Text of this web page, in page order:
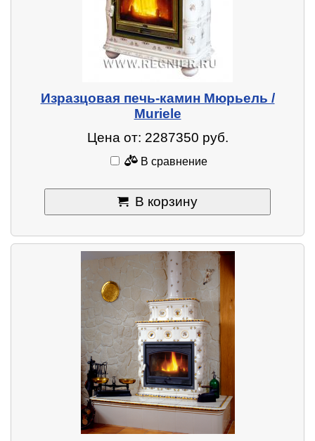
Изразцовая печь-камин Мюрьель /
Muriele
Цена от: 2287350 руб.
В сравнение
В корзину